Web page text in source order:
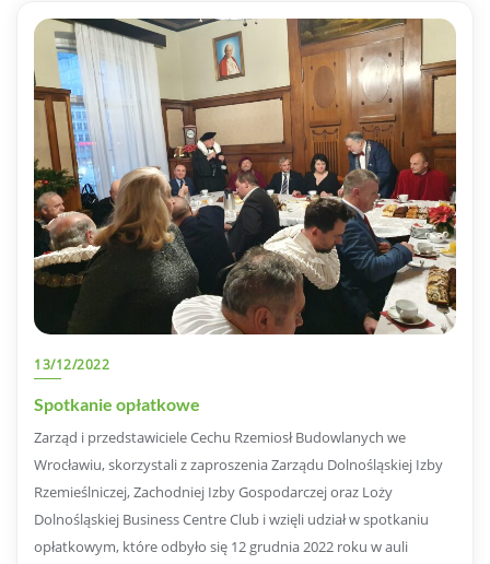
13/12/2022
Spotkanie opłatkowe
Zarząd i przedstawiciele Cechu Rzemiosł Budowlanych we
Wrocławiu, skorzystali z zaproszenia Zarządu Dolnośląskiej Izby
Rzemieślniczej, Zachodniej Izby Gospodarczej oraz Loży
Dolnośląskiej Business Centre Club i wzięli udział w spotkaniu
opłatkowym, które odbyło się 12 grudnia 2022 roku w auli